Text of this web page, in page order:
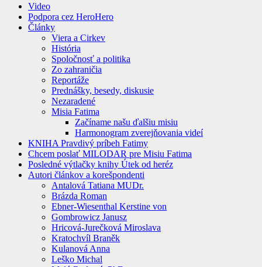
Video
Podpora cez HeroHero
Články
Viera a Cirkev
História
Spoločnosť a politika
Zo zahraničia
Reportáže
Prednášky, besedy, diskusie
Nezaradené
Misia Fatima
Začíname našu ďalšiu misiu
Harmonogram zverejňovania videí
KNIHA Pravdivý príbeh Fatimy
Chcem poslať MILODAR pre Misiu Fatima
Posledné výtlačky knihy Útek od heréz
Autori článkov a korešpondenti
Antalová Tatiana MUDr.
Brázda Roman
Ebner-Wiesenthal Kerstine von
Gombrowicz Janusz
Hricová-Jurečková Miroslava
Kratochvíl Braněk
Kulanová Anna
Leško Michal